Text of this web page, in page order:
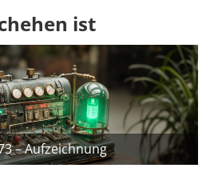
ist
– Aufzeichnung